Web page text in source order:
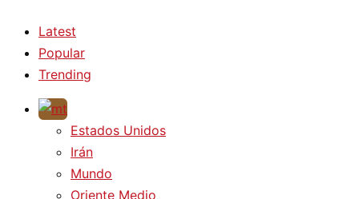
Latest
Popular
Trending
Estados Unidos
Irán
Mundo
Oriente Medio